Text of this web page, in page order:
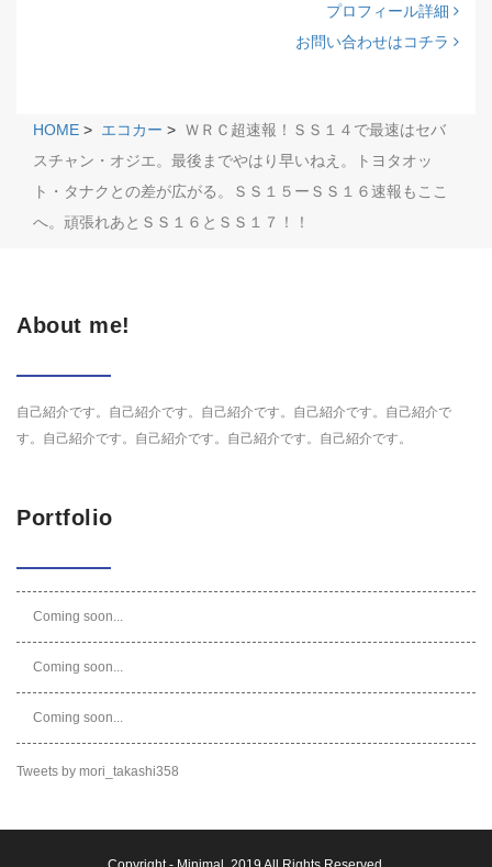
プロフィール詳細
お問い合わせはコチラ
HOME > エコカー > ＷＲＣ超速報！ＳＳ１４で最速はセバ
スチャン・オジエ。最後までやはり早いねえ。トヨタオッ
ト・タナクとの差が広がる。ＳＳ１５ーＳＳ１６速報もここ
へ。頑張れあとＳＳ１６とＳＳ１７！！
About me!
自己紹介です。自己紹介です。自己紹介です。自己紹介です。自己紹介で
す。自己紹介です。自己紹介です。自己紹介です。自己紹介です。
Portfolio
Coming soon...
Coming soon...
Coming soon...
Tweets by mori_takashi358